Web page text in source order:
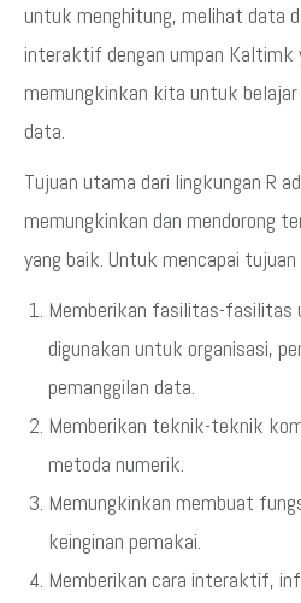
untuk menghitung, melihat data
interaktif dengan umpan Kaltimk
memungkinkan kita untuk
data.
Tujuan utama dari lingkungan R
memungkinkan dan mendorong
yang baik. Untuk mencapai tujuan
Memberikan fasilitas-fasilitas
digunakan untuk organisasi,
pemanggilan data.
Memberikan teknik-teknik
metoda numerik.
Memungkinkan membuat
keinginan pemakai.
Memberikan cara interaktif,